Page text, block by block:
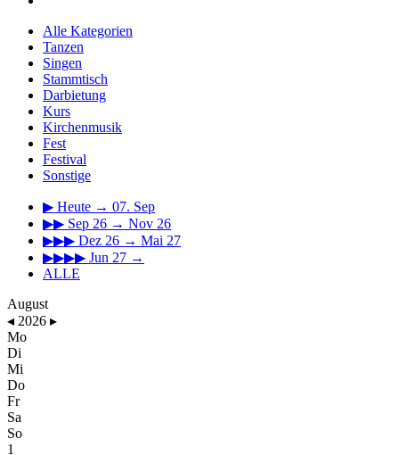
Alle Kategorien
Tanzen
Singen
Stammtisch
Darbietung
Kurs
Kirchenmusik
Fest
Festival
Sonstige
▶ Heute → 07. Sep
▶▶ Sep 26 → Nov 26
▶▶▶ Dez 26 → Mai 27
▶▶▶▶ Jun 27 →
ALLE
August
◂ 2026 ▸
Mo
Di
Mi
Do
Fr
Sa
So
1